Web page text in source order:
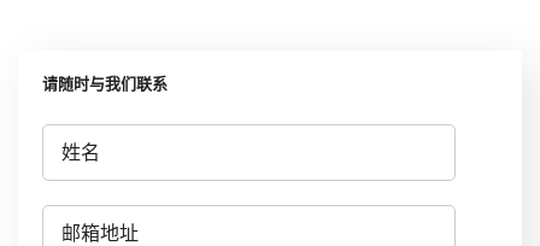
请随时与我们联系